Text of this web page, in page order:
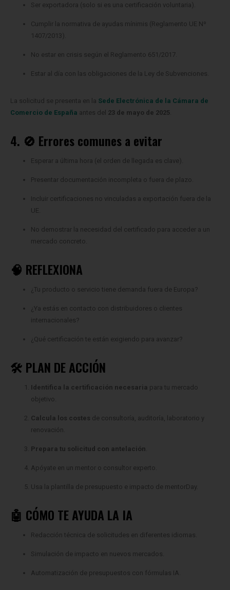
Cumplir la normativa de ayudas mínimis (Reglamento UE Nº
1407/2013).
No estar en crisis según el Reglamento 651/2017.
Estar al día con las obligaciones de la Ley de Subvenciones.
Comercio de España antes del23 de mayo de 2025.
Esperar a última hora (el orden de llegada es clave).
Presentar documentación incompleta o fuera de plazo.
Incluir certificaciones no vinculadas a exportación fuera de la
UE.
mercado concreto.
¿Tu producto o servicio tiene demanda fuera de Europa?
¿Ya estás en contacto con distribuidores o clientes
internacionales?
Identifica la certificación necesaria
objetivo.
Calcula los costes
renovación.
Apóyate en un mentor o consultor experto.
Usa la plantilla de presupuesto e impacto de mentorDay.
Redacción técnica de solicitudes en diferentes idiomas.
Automatización de presupuestos con fórmulas IA.